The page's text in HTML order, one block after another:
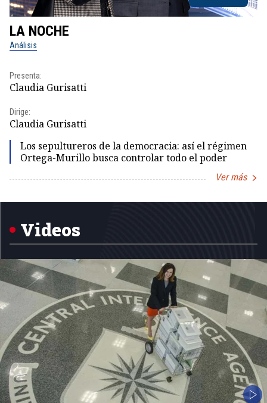
LA NOCHE
Análisis
Presenta:
Claudia Gurisatti
Dirige:
Claudia Gurisatti
Los sepultureros de la democracia: así el régimen
Ortega-Murillo busca controlar todo el poder
Ver más
1
Videos